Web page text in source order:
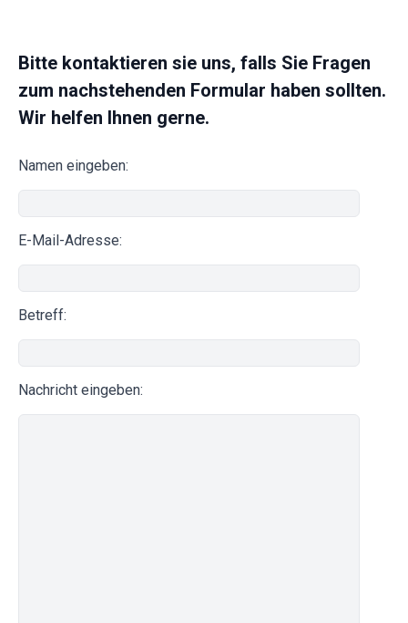
Bitte kontaktieren sie uns, falls Sie Fragen
zum nachstehenden Formular haben sollten.
Wir helfen Ihnen gerne.
Namen eingeben:
E-Mail-Adresse:
Betreff:
Nachricht eingeben: